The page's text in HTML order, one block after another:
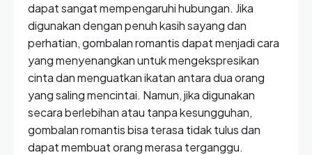
dapat sangat mempengaruhi hubungan. Jika
digunakan dengan penuh kasih sayang dan
perhatian, gombalan romantis dapat menjadi cara
yang menyenangkan untuk mengekspresikan
cinta dan menguatkan ikatan antara dua orang
yang saling mencintai. Namun, jika digunakan
secara berlebihan atau tanpa kesungguhan,
gombalan romantis bisa terasa tidak tulus dan
dapat membuat orang merasa terganggu.